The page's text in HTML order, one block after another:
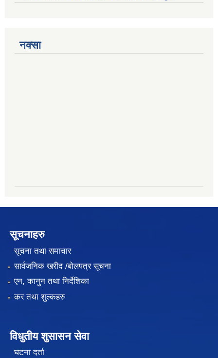
नक्सा
सूचनाहरु
सूचना तथा समाचार
सार्वजनिक खरीद /बोलपत्र सूचना
एन, कानुन तथा निर्देशिका
कर तथा शुल्कहरु
विधुतीय शुसासन सेवा
घटना दर्ता